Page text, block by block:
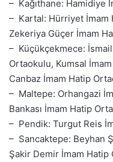
– Kağıthane: Hamidiye
– Kartal: Hürriyet İmam
Zekeriya Güçer İmam
– Küçükçekmece:
Ortaokulu, Kumsal
Canbaz İmam Hatip
– Maltepe: Orhangazi
Bankası İmam Hatip
– Pendik: Turgut Reis
– Sancaktepe: Beyhan
Şakir Demir İmam